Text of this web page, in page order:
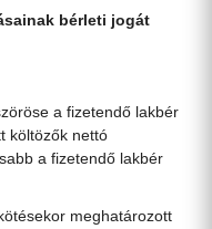
bérleti jogát
a fizetendő lakbér
költözők nettó
a fizetendő lakbér
meghatározott